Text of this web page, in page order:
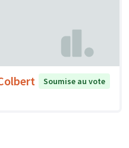
Soumise au vote